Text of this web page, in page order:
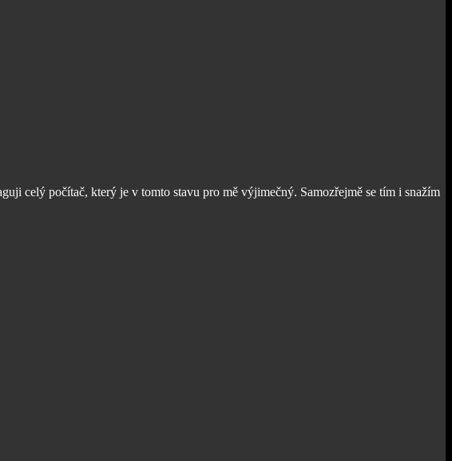
celý počítač, který je v tomto stavu pro mě výjimečný. Samozřejmě se tím i snažím